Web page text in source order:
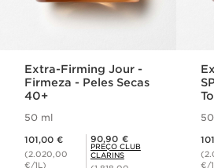
Extra-Firming Jour -
Firmeza - Peles Secas
40+
50 ml
101,00 €
(2.020,00
€/1L)
Preço Club Clarins 90,90 €
90,90 €
PREÇO CLUB
CLARINS
€/